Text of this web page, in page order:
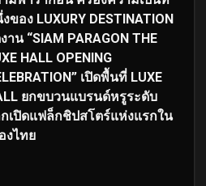
ของ LUXURY DESTINATION
าน “SIAM PARAGON THE
HALL OPENING
เปิดพื้นที่ LUXE
ยกขบวนแบรนด์หรูระดับ
เปิดแฟล็กชิปสโตร์แห่งแรกใน
งไทย